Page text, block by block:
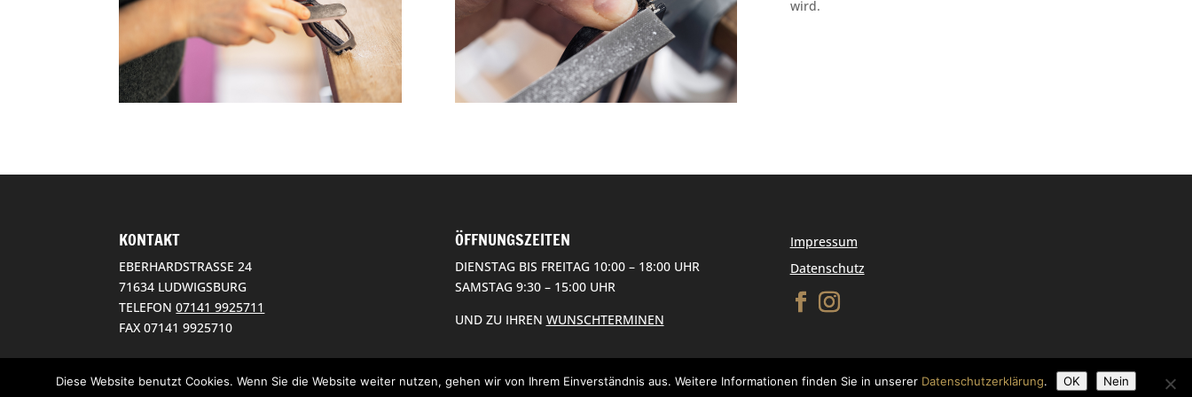
wird.
KONTAKT
EBERHARDSTRASSE 24
71634 LUDWIGSBURG
TELEFON07141 9925711
FAX 07141 9925710
ÖFFNUNGSZEITEN
DIENSTAG BIS FREITAG 10:00 – 18:00 UHR
SAMSTAG 9:30 – 15:00 UHR
UND ZU IHREN WUNSCHTERMINEN
Impressum
Datenschutz
Diese Website benutzt Cookies. Wenn Sie die Website weiter nutzen, gehen wir von Ihrem Einverständnis aus. Weitere Informationen finden Sie in unserer Datenschutzerklärung. OK Nein